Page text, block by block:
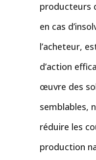
producteurs
en cas
l’acheteur,
d’action
œuvre des
semblables,
réduire les
production